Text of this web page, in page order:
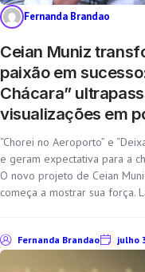
Fernanda Brandao
Ceian Muniz
paixão em
Chácara”
visualizações em
“Chorei no Aeroporto” e
e geram expectativa para a
O novo projeto de Ceian
começa a mostrar sua força.
Fernanda Brandao julho
an